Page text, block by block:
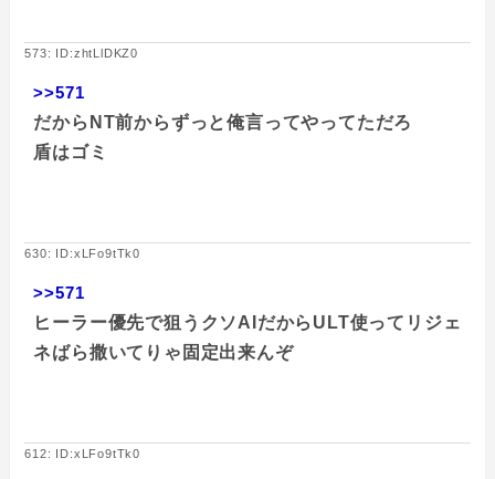
573: ID:zhtLlDKZ0
>>571
だからNT前からずっと俺言ってやってただろ
盾はゴミ
630: ID:xLFo9tTk0
>>571
ヒーラー優先で狙うクソAIだからULT使ってリジェ
ネばら撒いてりゃ固定出来んぞ
612: ID:xLFo9tTk0